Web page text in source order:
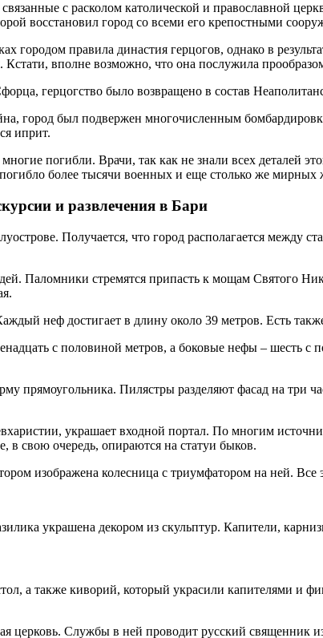
с расколом католической и православной
восстановил город со всеми его крепостными
городом правила династия герцогов, однако в
Кстати, вполне возможно, что она послужила
герцогство было возвращено в состав
город был подвержен многочисленным
иприт.
многие погибли. Врачи, так как не знали всех
погибло более тысячи военных и еще столько же мирных
и развлечения в Бари
Получается, что город располагается
Паломники стремятся припасть к мощам Святого
неф достигает в длину около 39 метров. Есть
с половиной метров, а боковые нефы – шесть
прямоугольника. Пилястры разделяют фасад на
украшает входной портал. По многим
в свою очередь, опираются на статуи быков.
изображена колесница с триумфатором на ней.
украшена декором из скульптур. Капители,
а также киворий, который украсили капителями и
церковь. Службы в ней проводит русский священник